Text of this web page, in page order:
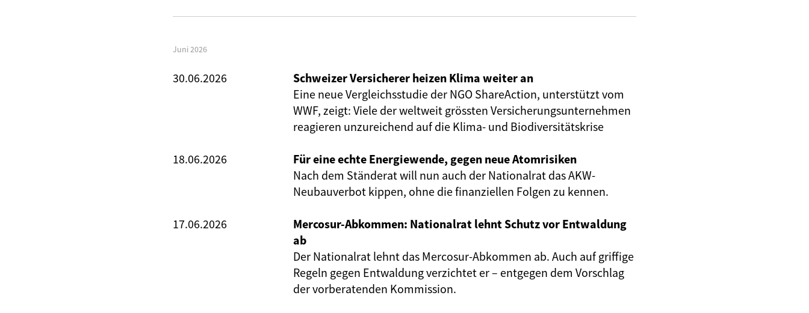
Juni 2026
30.06.2026
Schweizer Versicherer heizen Klima weiter an
Eine neue Vergleichsstudie der NGO ShareAction, unterstützt vom
WWF, zeigt: Viele der weltweit grössten Versicherungsunternehmen
reagieren unzureichend auf die Klima- und Biodiversitätskrise
18.06.2026
Für eine echte Energiewende, gegen neue Atomrisiken
Nach dem Ständerat will nun auch der Nationalrat das AKW-
Neubauverbot kippen, ohne die finanziellen Folgen zu kennen.
17.06.2026
Mercosur-Abkommen: Nationalrat lehnt Schutz vor Entwaldung
ab
Der Nationalrat lehnt das Mercosur-Abkommen ab. Auch auf griffige
Regeln gegen Entwaldung verzichtet er – entgegen dem Vorschlag
der vorberatenden Kommission.